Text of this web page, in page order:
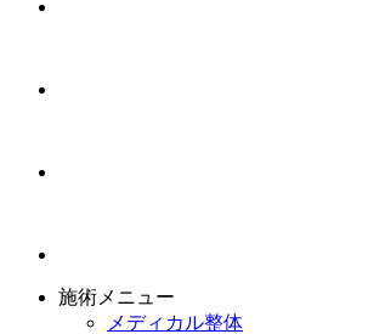
施術メニュー
メディカル整体